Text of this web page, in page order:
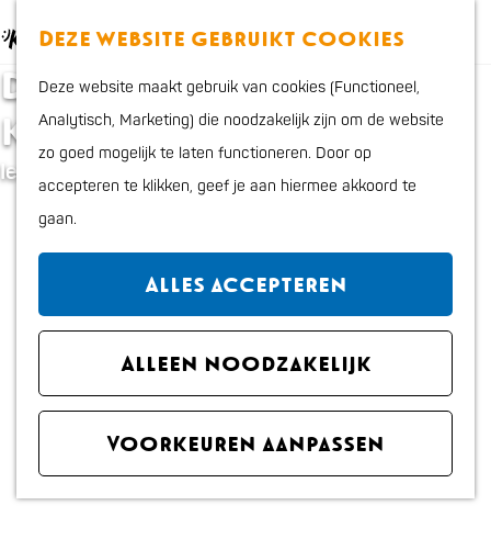
Deze website gebruikt cookies
Deze website maakt gebruik van cookies (Functioneel,
Analytisch, Marketing) die noodzakelijk zijn om de website
zo goed mogelijk te laten functioneren. Door op
accepteren te klikken, geef je aan hiermee akkoord te
gaan.
Alles accepteren
Alleen noodzakelijk
Voorkeuren aanpassen
G
a
n
a
K
a
r
t
Z
e
k
e
n
e
n
u
Actief
Cultuur en uitgaan
Kids
Plan je bezoek
VVV Katwijk
Overnachten
Bereikbaarheid en
Regio
Met de hond
Dé nieuwsbrief van
Katwijk
Ieder kwartaal de leukste tips, ga eropuit